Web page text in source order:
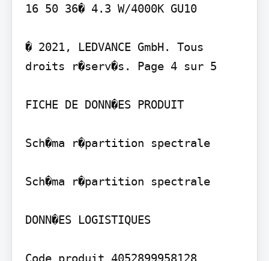
16 50 36� 4.3 W/4000K GU10
� 2021, LEDVANCE GmbH. Tous
droits r�serv�s. Page 4 sur 5
FICHE DE DONN�ES PRODUIT
Sch�ma r�partition spectrale
Sch�ma r�partition spectrale
DONN�ES LOGISTIQUES
Code produit 4052899958128 __